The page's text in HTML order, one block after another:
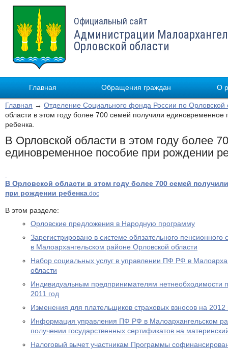
Официальный сайт
Администрации
Орловской области
Главная Обращения граждан О
Главная → Отделение Социального фонда России по Орловской
области в этом году более 700 семей получили
ребенка.
В Орловской области в этом году более
единовременное пособие при рождении
В Орловской области в этом году более 700 семей
при рождении ребенка.doc
В этом разделе:
Орловские предложения в Народную программу
Зарегистрировано в системе обязательного
в Малоархангельском районе Орловской области
Набор социальных услуг в управлении ПФ РФ в
области
Индивидуальным предпринимателям нетнеобходимости
2011 год
Изменения для плательщиков страховых взносов на 2012
Информация управления ПФ РФ в Малоархангельском
получении государственных сертификатов на
Налоговый вычет участникам Программы